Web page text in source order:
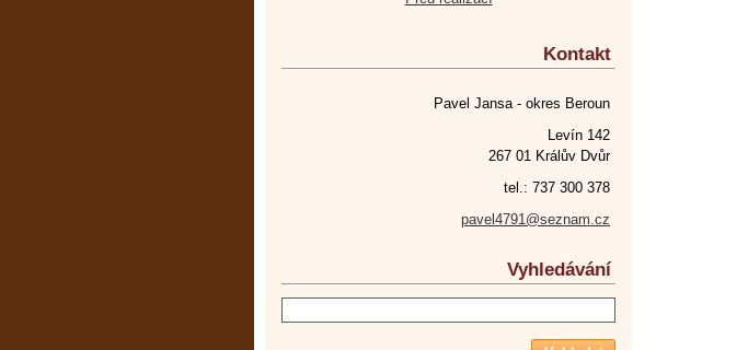
Kontakt
Pavel Jansa - okres Beroun
Levín 142
267 01 Králův Dvůr
tel.: 737 300 378
pavel4791@seznam.cz
Vyhledávání